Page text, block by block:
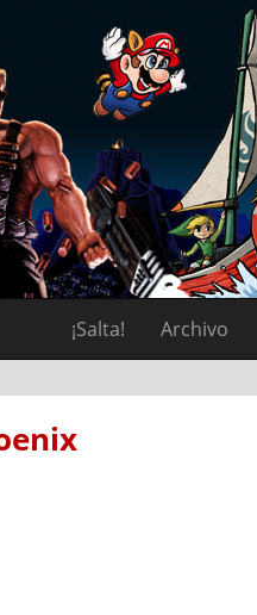
¡Salta! Archivo